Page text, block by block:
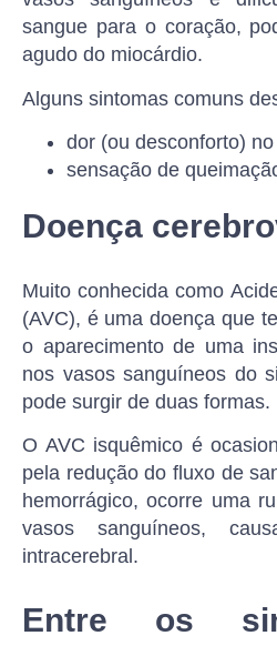
sangue para o coração,
agudo do miocárdio.
Alguns sintomas comuns
dor (ou desconforto)
sensação de
Doença
Muito conhecida como
(AVC), é uma doença que
o aparecimento de uma
nos vasos sanguíneos do
pode surgir de duas formas.
O AVC isquêmico é
pela redução do fluxo de
hemorrágico, ocorre uma
vasos sanguíneos,
intracerebral.
Entre os